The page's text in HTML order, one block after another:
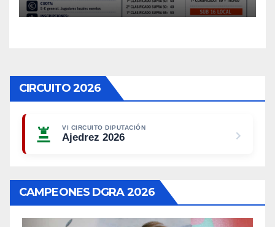
CIRCUITO 2026
VI CIRCUITO DIPUTACIÓN
Ajedrez 2026
CAMPEONES DGRA 2026